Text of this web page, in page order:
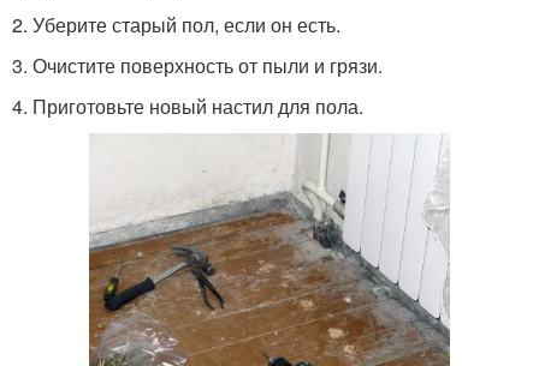
2. Уберите старый пол, если он есть.
3. Очистите поверхность от пыли и грязи.
4. Приготовьте новый настил для пола.